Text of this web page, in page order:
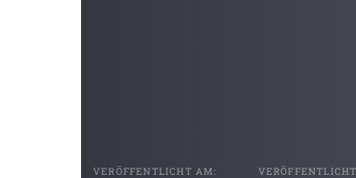
VERÖFFENTLICHT AM: